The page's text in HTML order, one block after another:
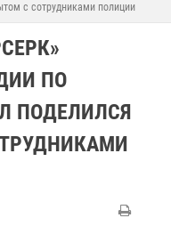
с сотрудниками полиции
ПО
ПОДЕЛИЛСЯ